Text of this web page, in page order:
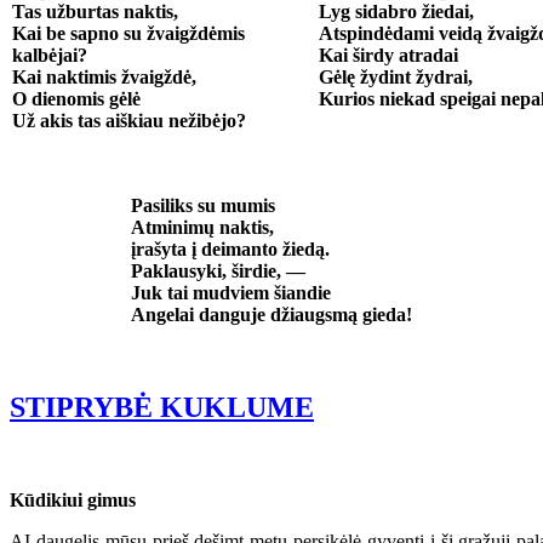
Tas užburtas naktis,
Kai be sapno su žvaigždėmis
kalbėjai?
Kai naktimis žvaigždė,
O dienomis gėlė
Už akis tas aiškiau nežibėjo?
Lyg sidabro žiedai,
Atspindėdami veidą
Kai širdy atradai
Gėlę žydint žydrai,
Kurios niekad speigai
Pasiliks su mumis
Atminimų naktis,
įrašyta į deimanto žiedą.
Paklausyki, širdie, —
Juk tai mudviem šiandie
Angelai danguje džiaugsmą gieda!
STIPRYBĖ KUKLUME
Kūdikiui gimus